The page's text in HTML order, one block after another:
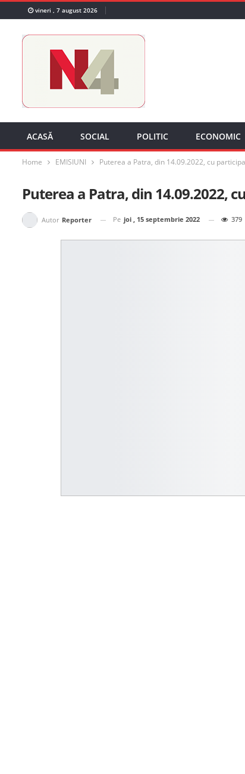
vineri , 7 august 2026
ACASĂ SOCIAL POLITIC ECONOMIC
Home EMISIUNI Puterea a Patra, din 14.09.2022, cu
Puterea a Patra, din 14.09.2022,
Autor Reporter Pe joi , 15 septembrie 2022 379